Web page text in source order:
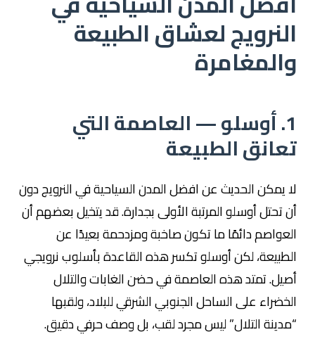
النرويج لعشاق الطبيعة
والمغامرة
1. أوسلو — العاصمة التي
تعانق الطبيعة
لا يمكن الحديث عن افضل المدن السياحية في النرويج دون
أن تحتل أوسلو المرتبة الأولى بجدارة. قد يتخيل بعضهم أن
العواصم دائمًا ما تكون صاخبة ومزدحمة بعيدًا عن
الطبيعة، لكن أوسلو تكسر هذه القاعدة بأسلوب نرويجي
أصيل. تمتد هذه العاصمة في حضن الغابات والتلال
الخضراء على الساحل الجنوبي الشرقي للبلاد، ولقبها
“مدينة التلال” ليس مجرد لقب، بل وصف حرفي دقيق.